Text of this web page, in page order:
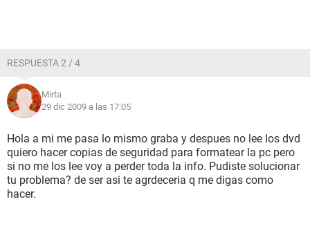
RESPUESTA 2 / 4
Mirta
29 dic 2009 a las 17:05
Hola a mi me pasa lo mismo graba y despues no lee los dvd
quiero hacer copias de seguridad para formatear la pc pero
si no me los lee voy a perder toda la info. Pudiste solucionar
tu problema? de ser asi te agrdeceria q me digas como
hacer.